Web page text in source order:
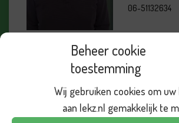
Beheer cookie
toestemming
Wij gebruiken cookies om uw
aan lekz.nl gemakkelijk te
06-51132634
iemand op zoek is. Omdat jullie
professioneel maar menselijk en